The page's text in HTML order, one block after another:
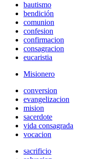
bautismo
bendición
comunion
confesion
confirmacion
consagracion
eucaristia
Misionero
conversion
evangelizacion
mision
sacerdote
vida consagrada
vocacion
sacrificio